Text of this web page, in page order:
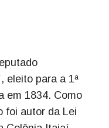
eleito para a 1ª
em 1834. Como
foi autor da Lei